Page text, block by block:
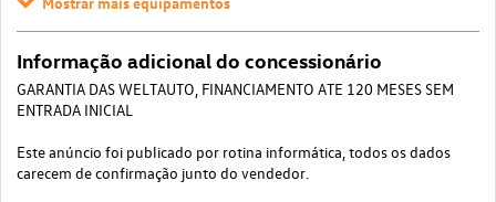
Informação adicional do concessionário
GARANTIA DAS WELTAUTO, FINANCIAMENTO ATE 120 MESES SEM
ENTRADA INICIAL
Este anúncio foi publicado por rotina informática, todos os dados
carecem de confirmação junto do vendedor.